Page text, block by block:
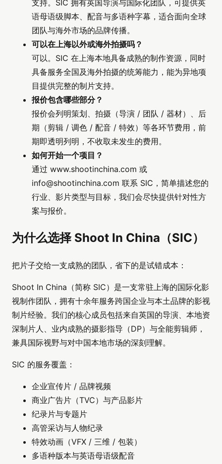
支持。SIC 拥有英国导演与国际化团队，可提供英
语母语级脚本、配音与多语种字幕，适合面向全球
团队与海外市场的品牌传播。
可以在上海以外或海外拍摄吗？
可以。SIC 在上海本地具备成熟的制作资源，同时
具备服务全国及海外拍摄的统筹能力，能为异地项
目提供完整的制片支持。
报价包含哪些部分？
报价会列明策划、拍摄（导演 / 团队 / 器材）、后
期（剪辑 / 调色 / 配音 / 特效）等各环节费用，前
期即透明列明，不收取未发生的费用。
如何开始一个项目？
通过 www.shootinchina.com 或
info@shootinchina.com 联系 SIC，简单描述您的
行业、影片类型与目标，我们会尽快提供针对性方
案与报价。
为什么选择 Shoot In China（SIC）
把片子交给一支成熟的团队，省下的是试错成本：
Shoot In China（简称 SIC）是一支常驻上海的国际化影
视制作团队，拥有十余年服务跨国企业与本土品牌的影视
制片经验。我们的核心成员包括来自英国的导演、本地资
深制片人、业内成熟的摄影指导（DP）与全能剪辑师，
兼具国际视野与对中国本地市场的深刻理解。
SIC 的服务覆盖：
企业宣传片 / 品牌视频
商业广告片（TVC）与产品影片
纪录片与专题片
高管采访与人物纪录
特效动画（VFX / 三维 / 包装）
多语种版本与英语母语级配音